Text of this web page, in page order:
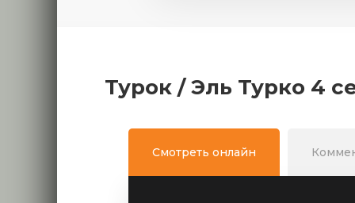
Турок / Эль Турко 4
Смотреть онлайн